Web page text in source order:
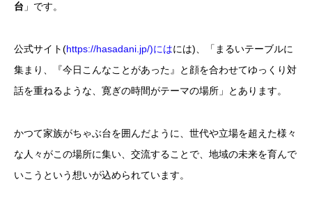
台 」です。
公式サイト(https://hasadani.jp/)にはには)、「まるいテーブルに
集まり、『今日こんなことがあった』と顔を合わせてゆっくり対
話を重ねるような、寛ぎの時間がテーマの場所」とあります。
かつて家族がちゃぶ台を囲んだように、世代や立場を超えた様々
な人々がこの場所に集い、交流することで、地域の未来を育んで
いこうという想いが込められています。